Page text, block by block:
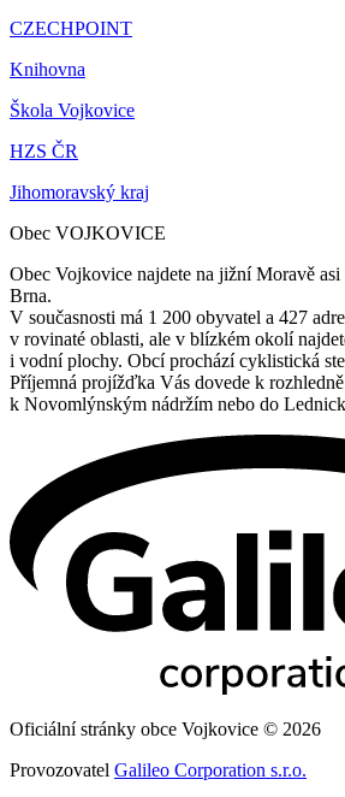
CZECHPOINT
Knihovna
Škola Vojkovice
HZS ČR
Jihomoravský kraj
Obec VOJKOVICE
Obec Vojkovice najdete na jižní Moravě
Brna.
V současnosti má 1 200 obyvatel a 427
v rovinaté oblasti, ale v blízkém okolí
i vodní plochy. Obcí prochází cyklistická
Příjemná projížďka Vás dovede k
k Novomlýnským nádržím nebo do
Oficiální stránky obce Vojkovice © 2026
Provozovatel Galileo Corporation s.r.o.